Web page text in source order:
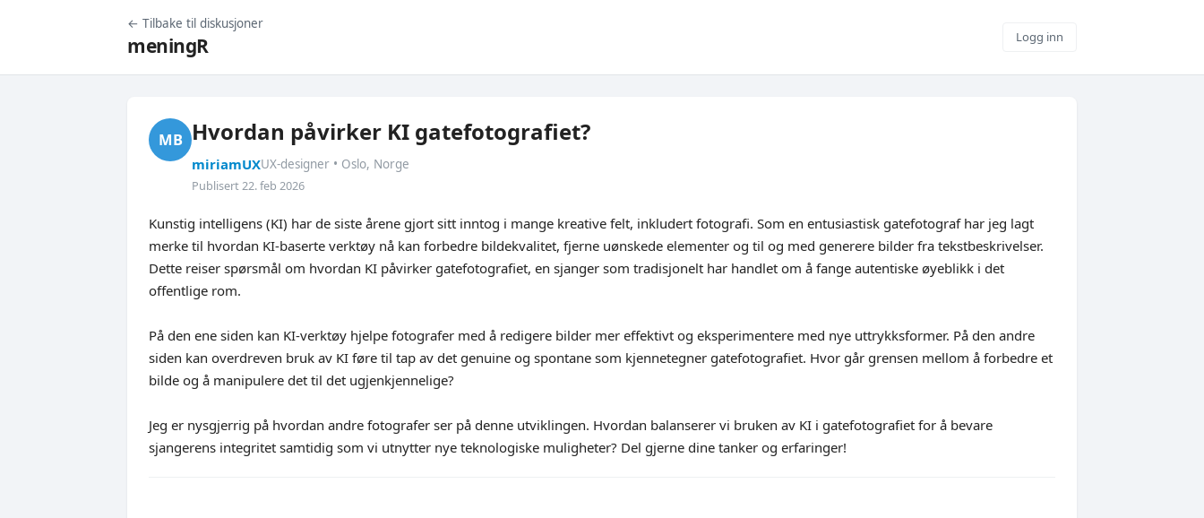
← Tilbake til diskusjoner
meningR Logg inn
MB Hvordan påvirker KI gatefotografiet?
miriamUXUX-designer • Oslo, Norge
Publisert 22. feb 2026
Kunstig intelligens (KI) har de siste årene gjort sitt inntog i mange kreative felt, inkludert fotografi. Som en entusiastisk gatefotograf har jeg lagt
merke til hvordan KI-baserte verktøy nå kan forbedre bildekvalitet, fjerne uønskede elementer og til og med generere bilder fra tekstbeskrivelser.
Dette reiser spørsmål om hvordan KI påvirker gatefotografiet, en sjanger som tradisjonelt har handlet om å fange autentiske øyeblikk i det
offentlige rom.
På den ene siden kan KI-verktøy hjelpe fotografer med å redigere bilder mer effektivt og eksperimentere med nye uttrykksformer. På den andre
siden kan overdreven bruk av KI føre til tap av det genuine og spontane som kjennetegner gatefotografiet. Hvor går grensen mellom å forbedre et
bilde og å manipulere det til det ugjenkjennelige?
Jeg er nysgjerrig på hvordan andre fotografer ser på denne utviklingen. Hvordan balanserer vi bruken av KI i gatefotografiet for å bevare
sjangerens integritet samtidig som vi utnytter nye teknologiske muligheter? Del gjerne dine tanker og erfaringer!